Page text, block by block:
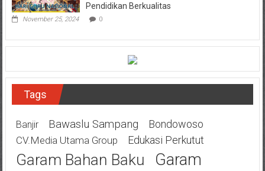
Pendidikan Berkualitas
November 25, 2024 0
Tags
Banjir Bawaslu Sampang Bondowoso
CV.Media Utama Group Edukasi Perkutut
Garam Bahan Baku Garam